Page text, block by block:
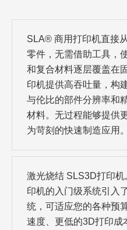
SLA® 商用打印机直接
零件，无需借助工具，
和复合材料逐层覆盖在
印机提供高吞吐量，构
与伦比的部件分辨率和
材料。无过程能够提供
为苛刻的快速制造应用。
激光烧结 SLS3D打印
印机的入门级系统引入
统，可适应您的各种预
速度、更低的3D打印成